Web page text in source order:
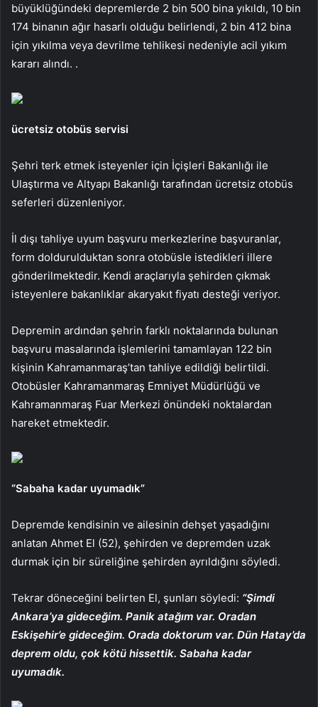
büyüklüğündeki depremlerde 2 bin 500 bina yıkıldı, 10 bin
174 binanın ağır hasarlı olduğu belirlendi, 2 bin 412 bina
için yıkılma veya devrilme tehlikesi nedeniyle acil yıkım
kararı alındı. .
ücretsiz otobüs servisi
Şehri terk etmek isteyenler için İçişleri Bakanlığı ile
Ulaştırma ve Altyapı Bakanlığı tarafından ücretsiz otobüs
seferleri düzenleniyor.
İl dışı tahliye uyum başvuru merkezlerine başvuranlar,
form doldurulduktan sonra otobüsle istedikleri illere
gönderilmektedir. Kendi araçlarıyla şehirden çıkmak
isteyenlere bakanlıklar akaryakıt fiyatı desteği veriyor.
Depremin ardından şehrin farklı noktalarında bulunan
başvuru masalarında işlemlerini tamamlayan 122 bin
kişinin Kahramanmaraş’tan tahliye edildiği belirtildi.
Otobüsler Kahramanmaraş Emniyet Müdürlüğü ve
Kahramanmaraş Fuar Merkezi önündeki noktalardan
hareket etmektedir.
“Sabaha kadar uyumadık”
Depremde kendisinin ve ailesinin dehşet yaşadığını
anlatan Ahmet El (52), şehirden ve depremden uzak
durmak için bir süreliğine şehirden ayrıldığını söyledi.
Tekrar döneceğini belirten El, şunları söyledi: “Şimdi
Ankara’ya gideceğim. Panik atağım var. Oradan
Eskişehir’e gideceğim. Orada doktorum var. Dün Hatay’da
deprem oldu, çok kötü hissettik. Sabaha kadar
uyumadık.